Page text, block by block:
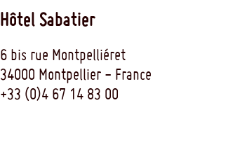
Hôtel Sabatier
6 bis rue Montpelliéret
34000 Montpellier - France
+33 (0)4 67 14 83 00